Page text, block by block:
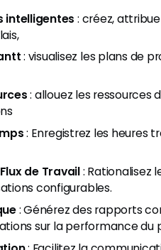
intelligentes : créez,
: visualisez les plans de
: allouez les
: Enregistrez les heures
de Travail: Rationalisez
configurables.
: Générez des rapports
sur la performance du